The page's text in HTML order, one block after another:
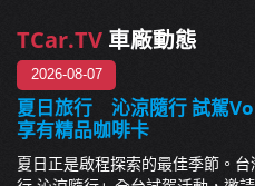
TCar.TV 車廠動態
2026-08-07
夏日旅行 沁涼隨行 試駕
享有精品咖啡卡
夏日正是啟程探索的最佳季節。